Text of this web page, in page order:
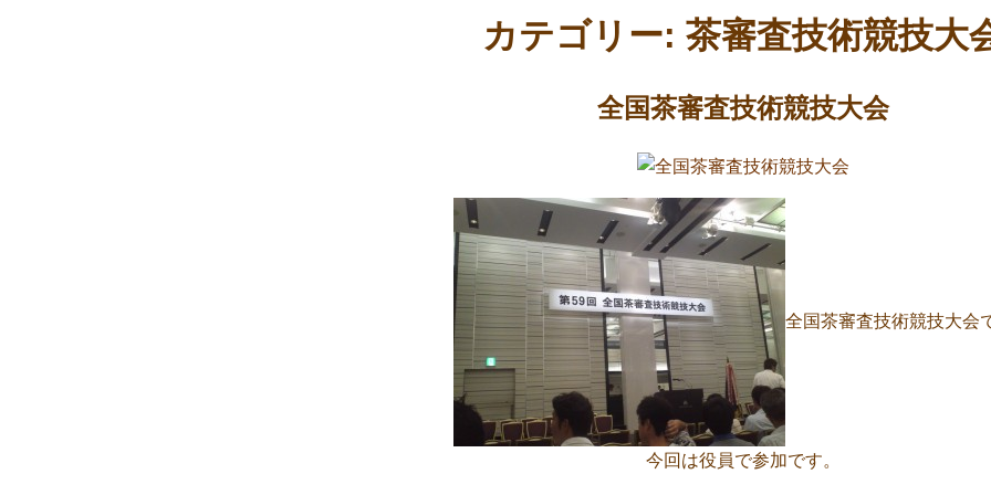
カテゴリー: 茶審査技術競技大
全国茶審査技術競技大会
全国茶審査技術競技大会
今回は役員で参加です。